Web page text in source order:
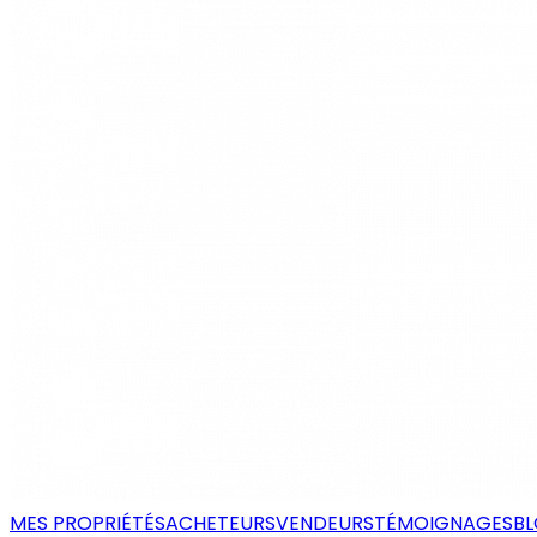
MES PROPRIÉTÉSACHETEURSVENDEURSTÉMOIGNAGES